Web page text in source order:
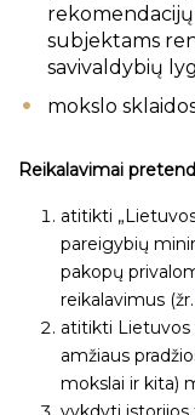
subjektams
savivaldybių
mokslo
Reikalavimai
atitikti
pareigybių
pakopų
reikalavimus (žr.
atitikti Lietuvos
amžiaus
mokslai ir kita)